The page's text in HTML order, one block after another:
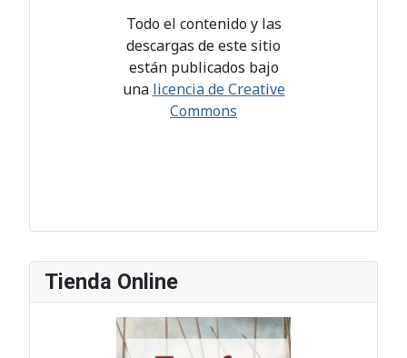
Tienda Online
Todo el contenido y las
descargas de este sitio
están publicados bajo
una licencia de Creative
Commons